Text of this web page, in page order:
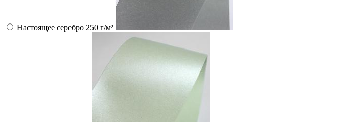
Настоящее серебро 250 г/м²